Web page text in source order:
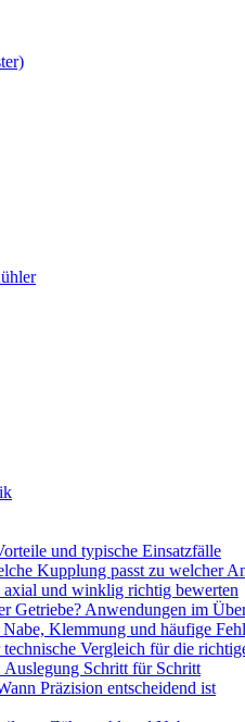
und typische Einsatzfälle
Kupplung passt zu welcher
und winklig richtig bewerten
Getriebe? Anwendungen im
Klemmung und häufige
Vergleich für die
Schritt für Schritt
Präzision entscheidend ist